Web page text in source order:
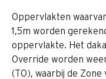
Oppervlakten
1,5m worden
oppervlakte. Het
Override worden
(TO), waarbij de